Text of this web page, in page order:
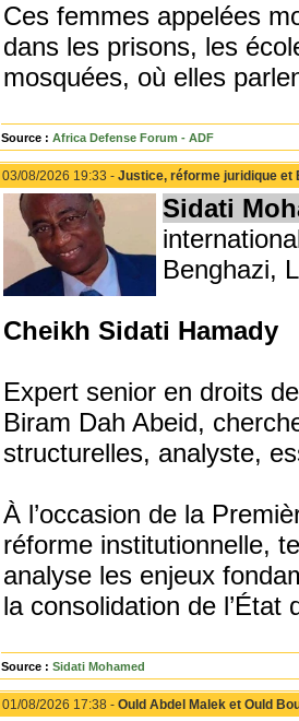
Ces femmes appelées
dans les prisons, les
mosquées, où elles
Source : Africa Defense Forum - ADF
03/08/2026 19:33 - Justice, réforme juridique et
Sidati
Benghazi,
Cheikh Sidati Hamady
Expert senior en droits
Biram Dah Abeid,
structurelles, analyste,
À l’occasion de la
réforme institutionnelle,
analyse les enjeux
la consolidation de l’État
Source : Sidati Mohamed
01/08/2026 17:38 - Ould Abdel Malek et Ould